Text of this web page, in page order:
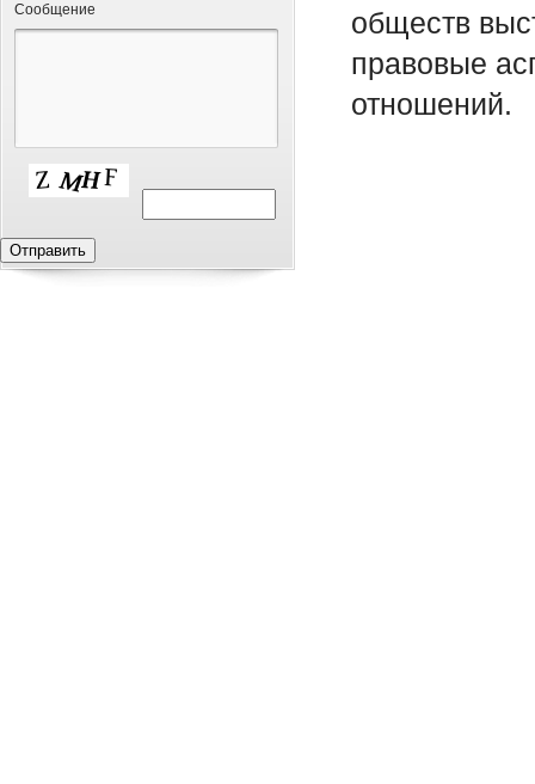
Сообщение
обществ
правовые
отношений.